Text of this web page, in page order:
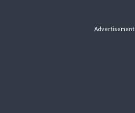
Advertisement